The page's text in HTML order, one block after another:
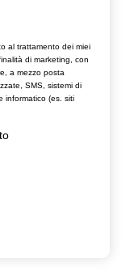
al trattamento dei miei
di marketing, con
a mezzo posta
SMS, sistemi di
informatico (es. siti